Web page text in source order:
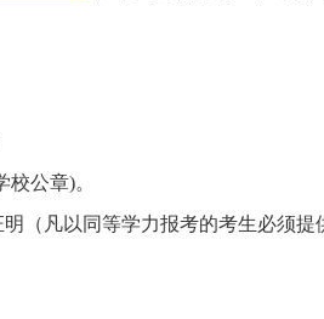
校公章)。
（凡以同等学力报考的考生必须